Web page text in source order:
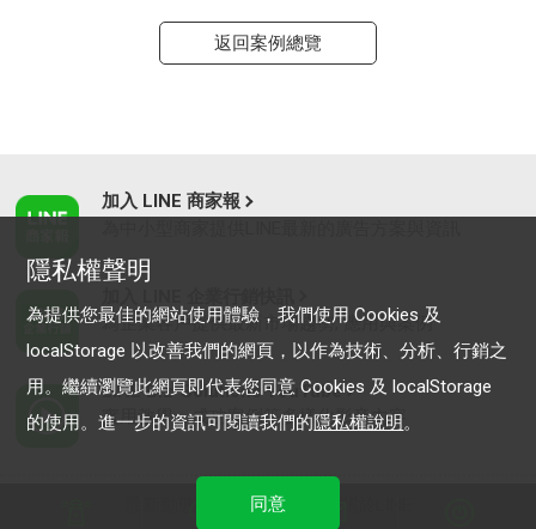
返回案例總覽
加入 LINE 商家報
為企業客戶提供最新市場趨勢, 應用與案例
LINE Biz-Solutions YouTube
實用教學、成功案例等多樣化影音內容
服務條款
隱私權聲明
為提供您最佳的網站使用體驗，我們使用 Cookies 及
localStorage 以改善我們的網頁，以作為技術、分析、行銷之
用。繼續瀏覽此網頁即代表您同意 Cookies 及 localStorage
的使用。進一步的資訊可閱讀我們的隱私權說明。
同意